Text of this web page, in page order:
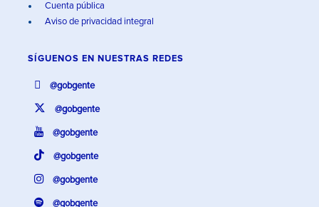
Cuenta pública
Aviso de privacidad integral
SÍGUENOS EN NUESTRAS REDES
@gobgente
@gobgente
@gobgente
@gobgente
@gobgente
@gobgente